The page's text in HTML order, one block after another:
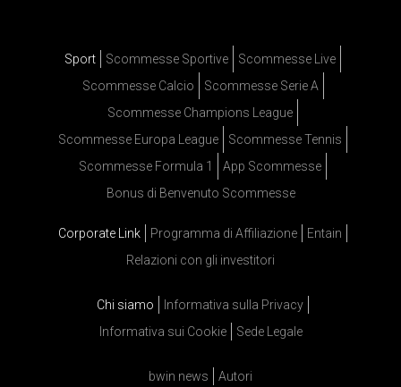
Sport Scommesse Sportive
Scommesse Live
Scommesse Calcio
Scommesse Serie A
Scommesse Champions League
Scommesse Europa League
Scommesse Tennis
Scommesse Formula 1
App Scommesse
Bonus di Benvenuto Scommesse
Corporate Link Programma di Affiliazione
Entain
Relazioni con gli investitori
Chi siamo
Informativa sulla Privacy
Informativa sui Cookie
Sede Legale
bwin news Autori